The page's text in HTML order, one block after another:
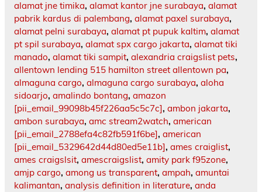
alamat jne timika, alamat kantor jne surabaya, alamat
pabrik kardus di palembang, alamat paxel surabaya,
alamat pelni surabaya, alamat pt pupuk kaltim, alamat
pt spil surabaya, alamat spx cargo jakarta, alamat tiki
manado, alamat tiki sampit, alexandria craigslist pets,
allentown lending 515 hamilton street allentown pa,
almaguna cargo, almaguna cargo surabaya, aloha
sidoarjo, amalindo bontang, amazon
[pii_email_99098b45f226aa5c5c7c], ambon jakarta,
ambon surabaya, amc stream2watch, american
[pii_email_2788efa4c82fb591f6be], american
[pii_email_5329642d44d80ed5e11b], ames craiglist,
ames craigslsit, amescraigslist, amity park f95zone,
amjp cargo, among us transparent, ampah, amuntai
kalimantan, analysis definition in literature, anda